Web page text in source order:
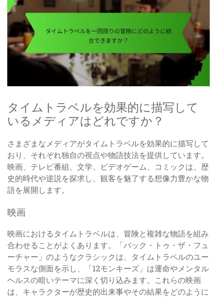
タイムトラベルを効果的に描写して
いるメディアはどれですか？
さまざまなメディアがタイムトラベルを効果的に描写して
おり、それぞれ独自の視点や物語技法を提供しています。
映画、テレビ番組、文学、ビデオゲーム、コミックは、歴
史的時代や逆説を探求し、観客を魅了する想像力豊かな物
語を展開します。
映画
映画におけるタイムトラベルは、冒険と複雑な物語を組み
合わせることがよくあります。「バック・トゥ・ザ・フュ
ーチャー」のようなクラシックは、タイムトラベルのユー
モラスな側面を示し、「12モンキーズ」は運命やメンタル
ヘルスの暗いテーマに深く切り込みます。これらの映画
は、キャラクターが歴史的出来事やその結果をどのように